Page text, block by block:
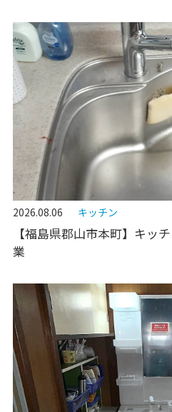
2026.08.06 キッチン
【福島県郡山市本町】キッ
業